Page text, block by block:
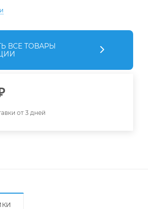
ВСЕ ТОВАРЫ
от 3 дней